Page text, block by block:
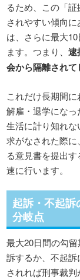
るため、この「
されやすい傾向
は、さらに最大
ます。つまり、逮
会から隔離されて
これだけ長期間
解雇・退学にな
生活に計り知れ
求がなされた際に
る意見書を提出
速に行います。
起訴・不起
分岐点
最大20日間の勾
訴するか、不起訴
されれば刑事裁